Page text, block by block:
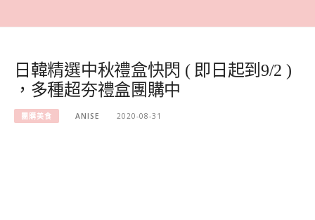
日韓精選中秋禮盒快閃 ( 即日起到9/2 )
，多種超夯禮盒團購中
團購美食 ANISE 2020-08-31